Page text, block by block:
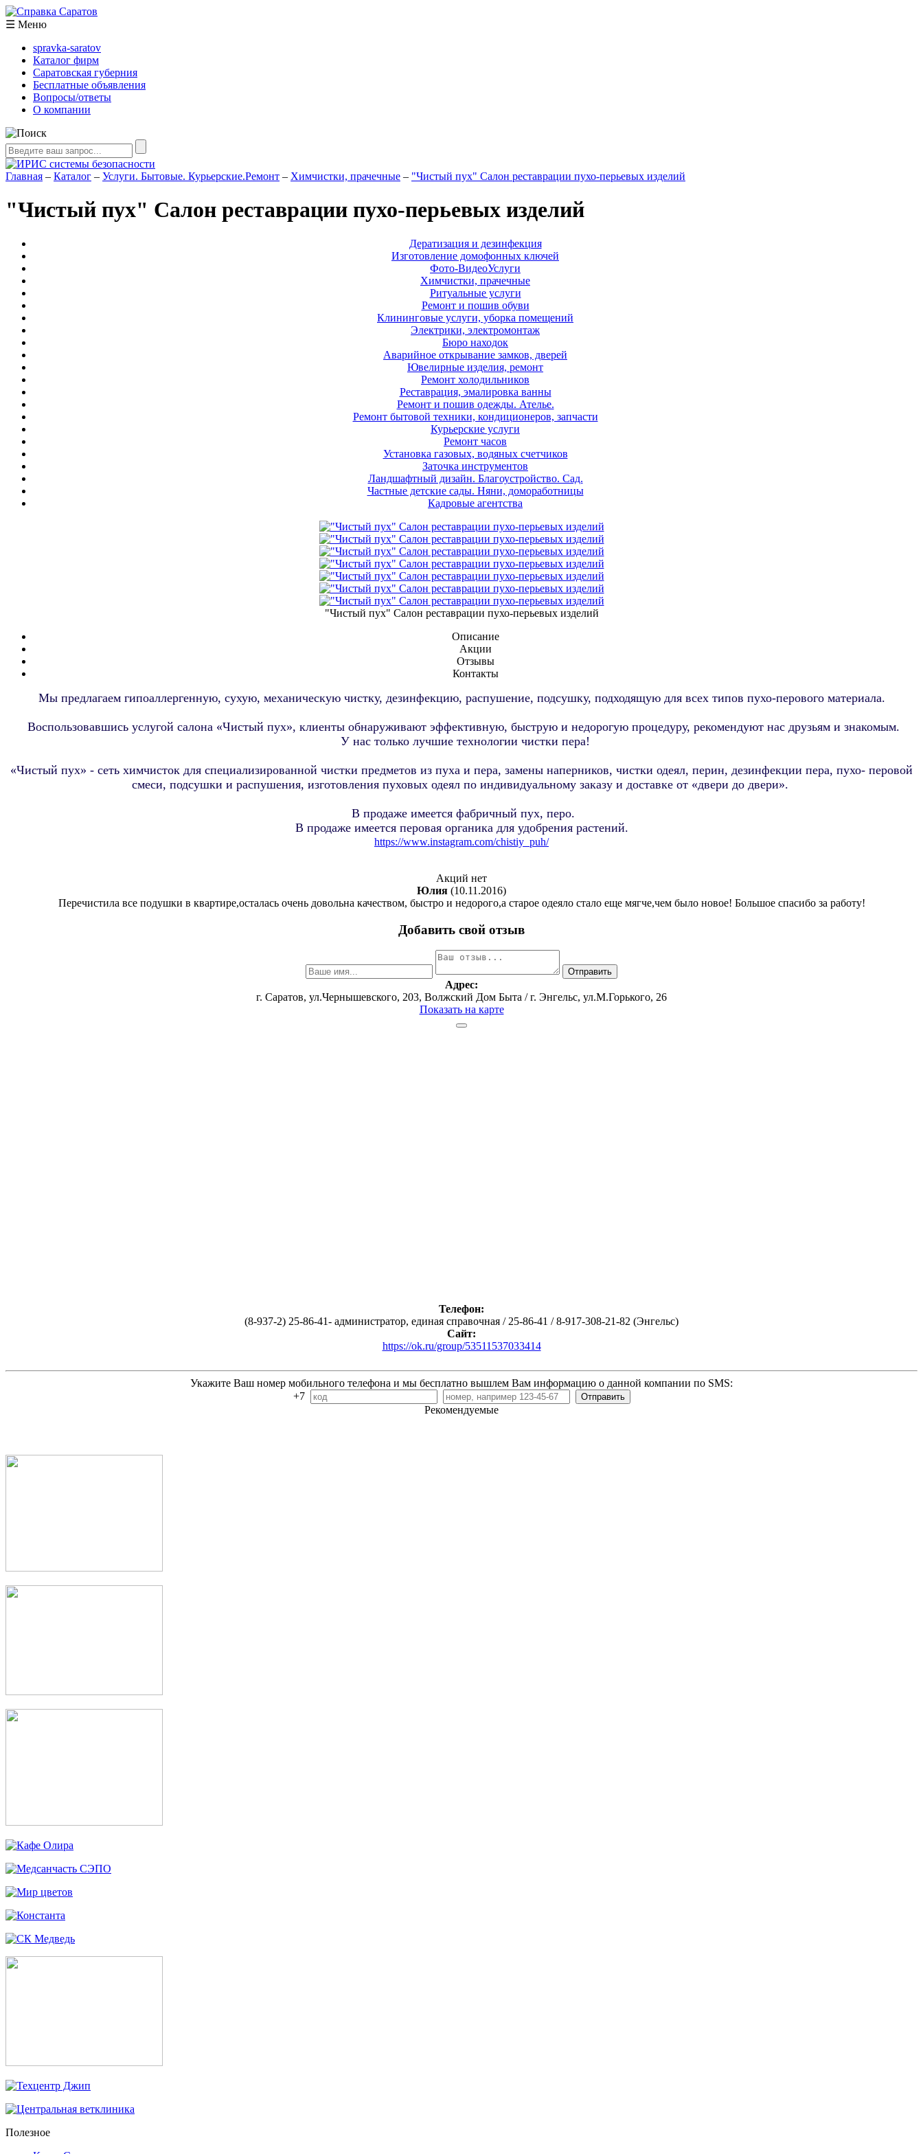
☰ Меню
spravka-saratov
Каталог фирм
Саратовская губерния
Бесплатные объявления
Вопросы/ответы
О компании
Главная – Каталог – Услуги. Бытовые. Курьерские.Ремонт – Химчистки, прачечные – "Чистый пух" ​Салон реставрации пухо-перьевых изделий
"Чистый пух" ​Салон реставрации пухо-перьевых изделий
Дератизация и дезинфекция
Изготовление домофонных ключей
Фото-ВидеоУслуги
Химчистки, прачечные
Ритуальные услуги
Ремонт и пошив обуви
Клининговые услуги, уборка помещений
Электрики, электромонтаж
Бюро находок
Аварийное открывание замков, дверей
Ювелирные изделия, ремонт
Ремонт холодильников
Реставрация, эмалировка ванны
Ремонт и пошив одежды. Ателье.
Ремонт бытовой техники, кондиционеров, запчасти
Курьерские услуги
Ремонт часов
Установка газовых, водяных счетчиков
Заточка инструментов
Ландшафтный дизайн. Благоустройство. Сад.
Частные детские сады. Няни, домоработницы
Кадровые агентства
"Чистый пух" ​Салон реставрации пухо-перьевых изделий
Описание
Акции
Отзывы
Контакты
Мы предлагаем гипоаллергенную, сухую, механическую чистку, дезинфекцию, распушение, подсушку, подходящую для всех типов пухо-перового материала.
Воспользовавшись услугой салона «Чистый пух», клиенты обнаруживают эффективную, быструю и недорогую процедуру, рекомендуют нас друзьям и знакомым.
У нас только лучшие технологии чистки пера!
«Чистый пух» - сеть химчисток для специализированной чистки предметов из пуха и пера, замены наперников, чистки одеял, перин, дезинфекции пера, пухо- перовой
смеси, подсушки и распушения, изготовления пуховых одеял по индивидуальному заказу и доставке от «двери до двери».
В продаже имеется фабричный пух, перо.
В продаже имеется перовая органика для удобрения растений.
https://www.instagram.com/chistiy_puh/
Акций нет
Юлия (10.11.2016)
Перечистила все подушки в квартире,осталась очень довольна качеством, быстро и недорого,а старое одеяло стало еще мягче,чем было новое! Большое спасибо за работу!
Добавить свой отзыв
Адрес:
г. Саратов, ул.Чернышевского, 203, Волжский Дом Быта / г. Энгельс, ул.М.Горького, 26
Показать на карте
Телефон:
(8-937-2) 25-86-41- администратор, единая справочная / 25-86-41 / 8-917-308-21-82 (Энгельс)
Сайт:
https://ok.ru/group/53511537033414
Укажите Ваш номер мобильного телефона и мы бесплатно вышлем Вам информацию о данной компании по SMS:
+7
Рекомендуемые
Полезное